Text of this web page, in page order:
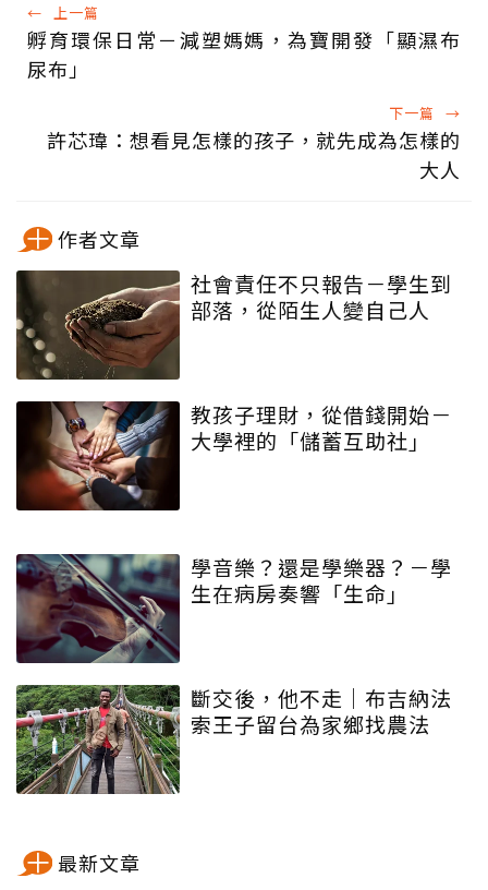
← 上一篇
孵育環保日常－減塑媽媽，為寶開發「顯濕布
尿布」
下一篇 →
許芯瑋：想看見怎樣的孩子，就先成為怎樣的
大人
作者文章
社會責任不只報告－學生到
部落，從陌生人變自己人
教孩子理財，從借錢開始－
大學裡的「儲蓄互助社」
學音樂？還是學樂器？－學
生在病房奏響「生命」
斷交後，他不走｜布吉納法
索王子留台為家鄉找農法
最新文章